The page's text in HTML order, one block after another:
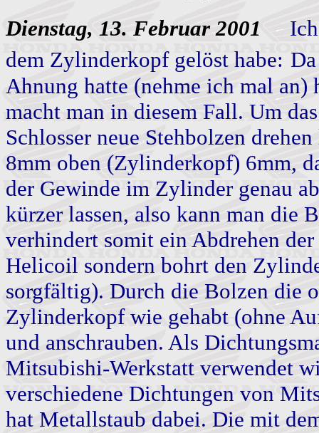
Dienstag, 13. Februar 2001
dem Zylinderkopf gelöst habe:
Ahnung hatte (nehme ich mal an)
macht man in diesem Fall. Um
Schlosser neue Stehbolzen
8mm oben (Zylinderkopf) 6mm,
der Gewinde im Zylinder genau
kürzer lassen, also kann man die
verhindert somit ein Abdrehen
Helicoil sondern bohrt den
sorgfältig). Durch die Bolzen die
Zylinderkopf wie gehabt (ohne
und anschrauben. Als
Mitsubishi-Werkstatt verwendet
verschiedene Dichtungen von
hat Metallstaub dabei. Die mit